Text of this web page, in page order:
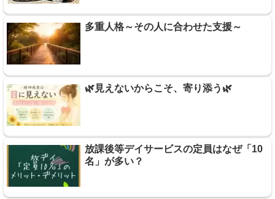
多重人格～その人に合わせた支援～
🌿見えないからこそ、寄り添う🌿
放課後等デイサービスの定員はなぜ「10
名」が多い？